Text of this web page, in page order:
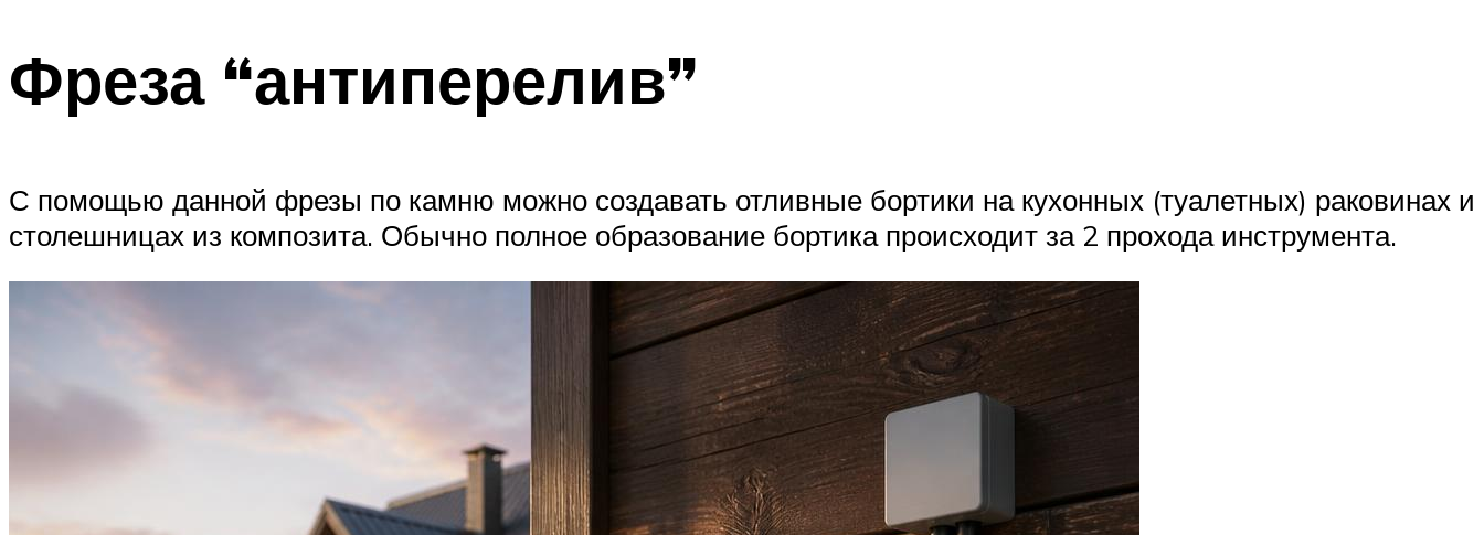
Фреза “антиперелив”
С помощью данной фрезы по камню можно создавать отливные бортики на кухонных (туалетных) раковинах и
столешницах из композита. Обычно полное образование бортика происходит за 2 прохода инструмента.